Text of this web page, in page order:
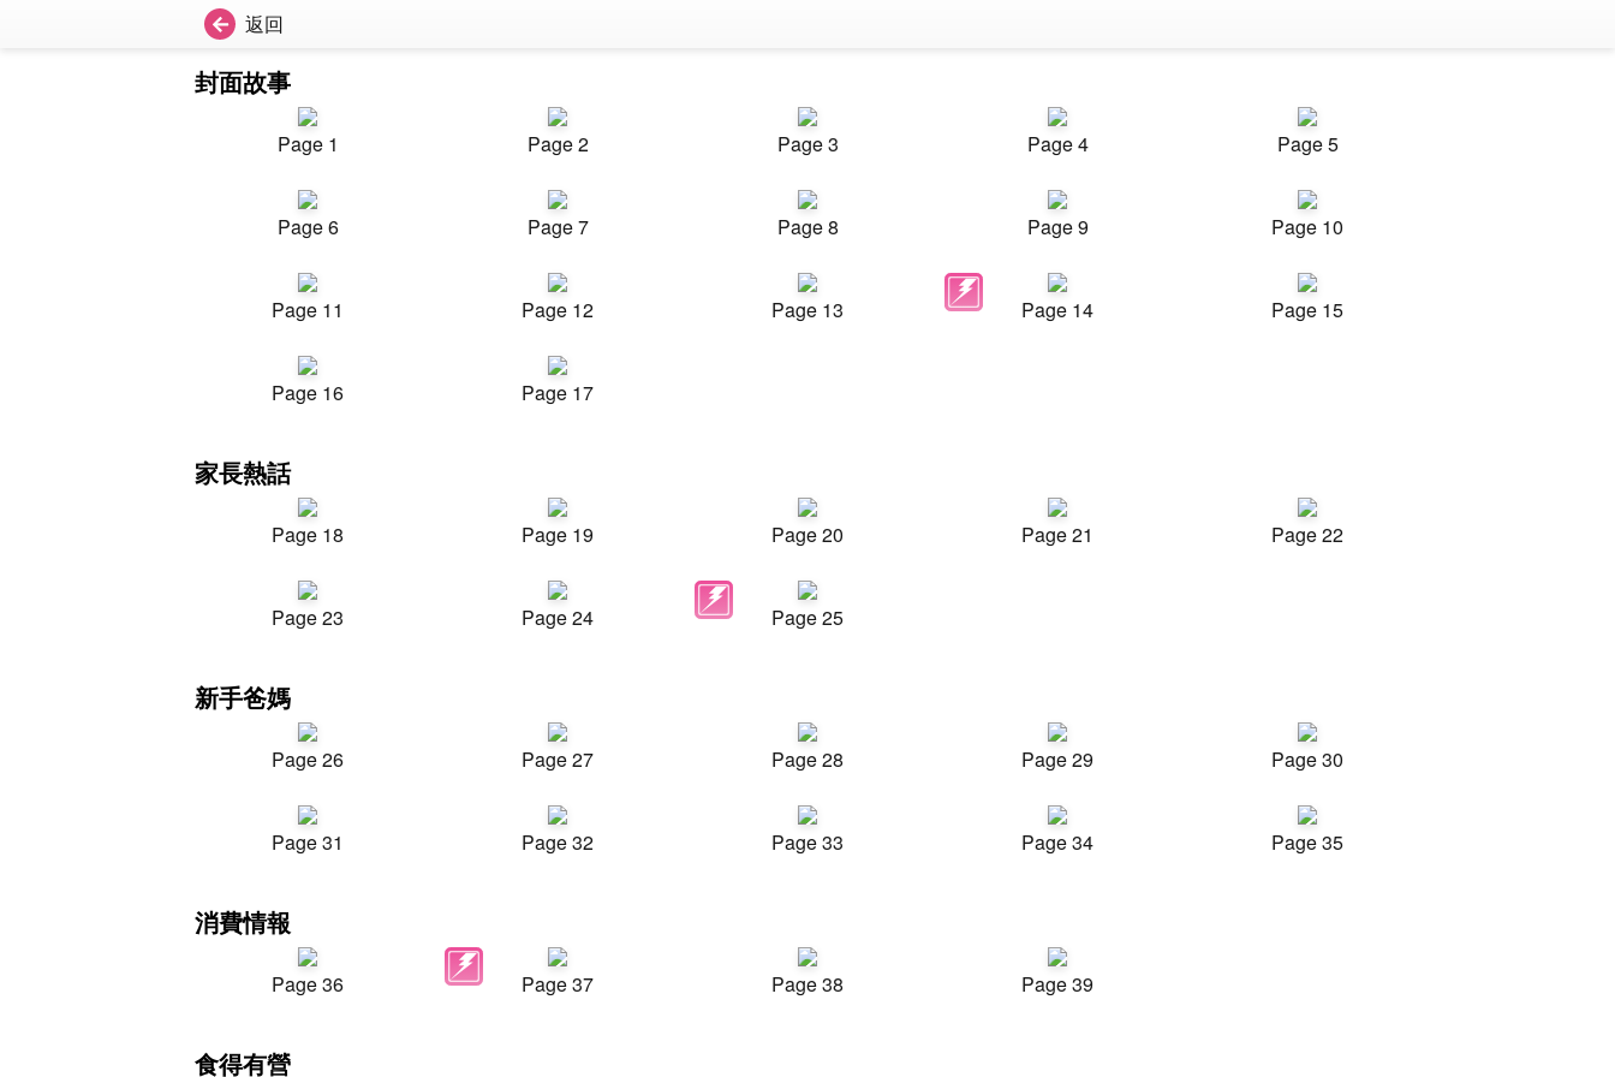
返回
封面故事
Page 1 Page 2 Page 3 Page 4 Page 5
Page 6 Page 7 Page 8 Page 9 Page 10
Page 11 Page 12 Page 13 Page 14 Page 15
Page 16 Page 17
家長熱話
Page 18 Page 19 Page 20 Page 21 Page 22
Page 23 Page 24 Page 25
新手爸媽
Page 26 Page 27 Page 28 Page 29 Page 30
Page 31 Page 32 Page 33 Page 34 Page 35
消費情報
Page 36 Page 37 Page 38 Page 39
食得有營